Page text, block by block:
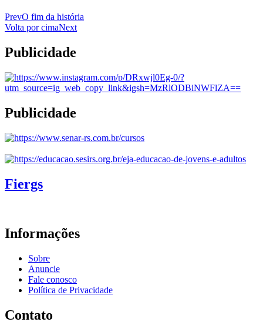
PrevO fim da história
Volta por cimaNext
Publicidade
Publicidade
Fiergs
Informações
Sobre
Anuncie
Fale conosco
Política de Privacidade
Contato